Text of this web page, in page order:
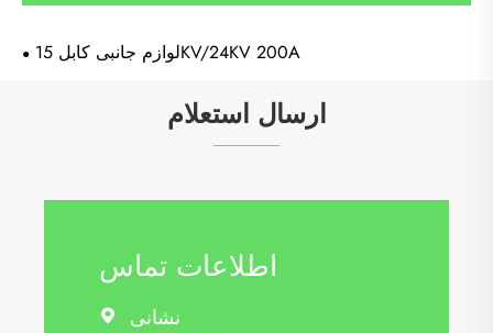
لوازم جانبی کابل 15KV/24KV 200A
ارسال استعلام
اطلاعات تماس
 نشانی